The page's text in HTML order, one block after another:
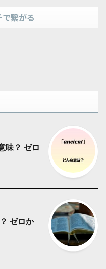
繋がる
味？ ゼロ
ゼロか